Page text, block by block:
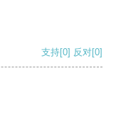
支持[0] 反对[0]